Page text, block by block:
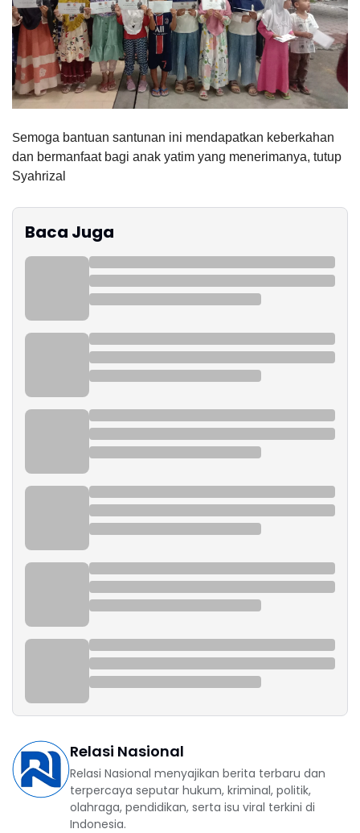
Semoga bantuan santunan ini mendapatkan keberkahan
dan bermanfaat bagi anak yatim yang menerimanya, tutup
Syahrizal
Baca Juga
Relasi Nasional
Relasi Nasional menyajikan berita terbaru dan
terpercaya seputar hukum, kriminal, politik,
olahraga, pendidikan, serta isu viral terkini di
Indonesia.